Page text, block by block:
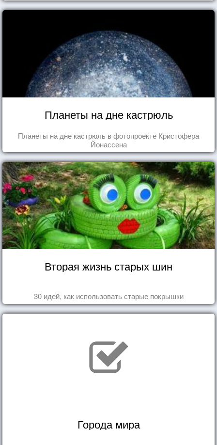
Планеты на дне кастрюль
Планеты на дне кастрюль в фотопроекте Кристофера
Йонассена
Вторая жизнь старых шин
30 идей, как использовать старые покрышки
Города мира